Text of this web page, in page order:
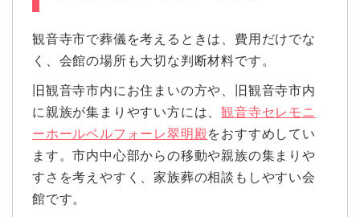
観音寺市で葬儀を考えるときは、費用だけでな
く、会館の場所も大切な判断材料です。
旧観音寺市内にお住まいの方や、旧観音寺市内
に親族が集まりやすい方には、観音寺セレモニ
ーホールベルフォーレ翠明殿をおすすめしてい
ます。市内中心部からの移動や親族の集まりや
すさを考えやすく、家族葬の相談もしやすい会
館です。